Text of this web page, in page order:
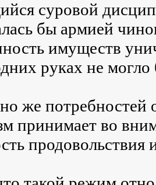
суровой
бы армией
имуществ
руках не
же потребностей
принимает во
продовольствия